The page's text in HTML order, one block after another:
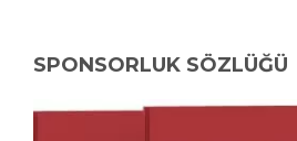
SPONSORLUK SÖZLÜĞÜ